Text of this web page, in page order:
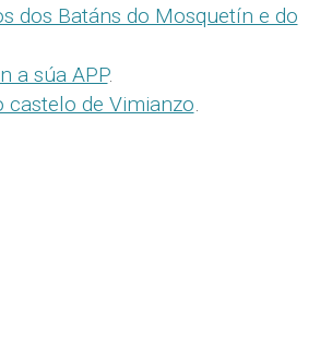
dos Batáns do Mosquetín e do
a súa APP.
castelo de Vimianzo.